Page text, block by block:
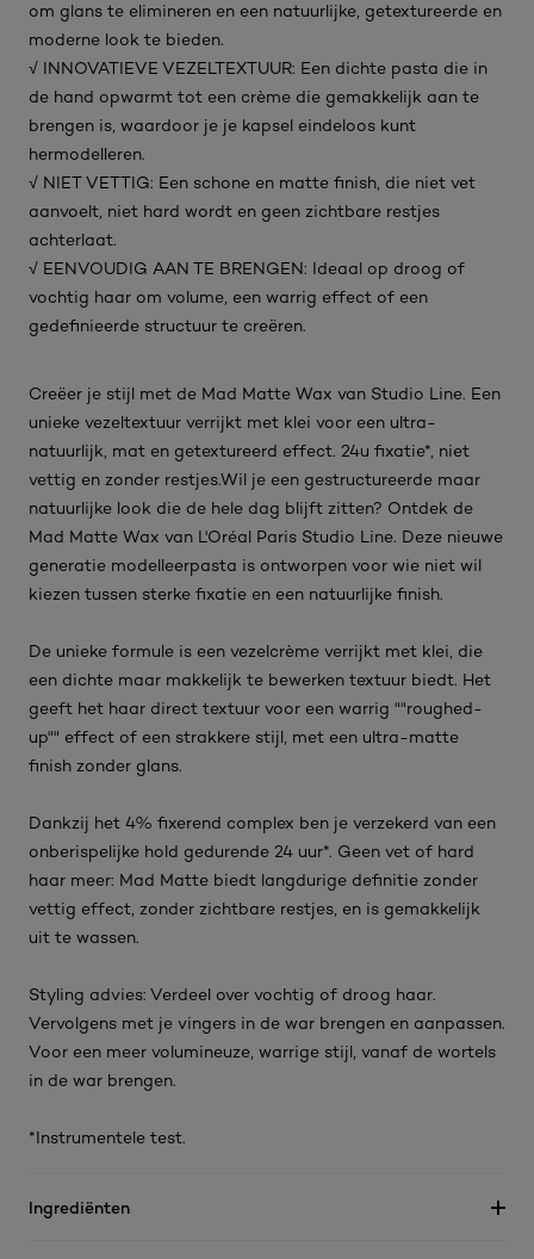
om glans te elimineren en een natuurlijke, getextureerde en
moderne look te bieden.
√ INNOVATIEVE VEZELTEXTUUR: Een dichte pasta die in
de hand opwarmt tot een crème die gemakkelijk aan te
brengen is, waardoor je je kapsel eindeloos kunt
hermodelleren.
√ NIET VETTIG: Een schone en matte finish, die niet vet
aanvoelt, niet hard wordt en geen zichtbare restjes
achterlaat.
√ EENVOUDIG AAN TE BRENGEN: Ideaal op droog of
vochtig haar om volume, een warrig effect of een
gedefinieerde structuur te creëren.
Creëer je stijl met de Mad Matte Wax van Studio Line. Een
unieke vezeltextuur verrijkt met klei voor een ultra-
natuurlijk, mat en getextureerd effect. 24u fixatie*, niet
vettig en zonder restjes.Wil je een gestructureerde maar
natuurlijke look die de hele dag blijft zitten? Ontdek de
Mad Matte Wax van L'Oréal Paris Studio Line. Deze nieuwe
generatie modelleerpasta is ontworpen voor wie niet wil
kiezen tussen sterke fixatie en een natuurlijke finish.
De unieke formule is een vezelcrème verrijkt met klei, die
een dichte maar makkelijk te bewerken textuur biedt. Het
geeft het haar direct textuur voor een warrig ""roughed-
up"" effect of een strakkere stijl, met een ultra-matte
finish zonder glans.
Dankzij het 4% fixerend complex ben je verzekerd van een
onberispelijke hold gedurende 24 uur*. Geen vet of hard
haar meer: Mad Matte biedt langdurige definitie zonder
vettig effect, zonder zichtbare restjes, en is gemakkelijk
uit te wassen.
Styling advies: Verdeel over vochtig of droog haar.
Vervolgens met je vingers in de war brengen en aanpassen.
Voor een meer volumineuze, warrige stijl, vanaf de wortels
in de war brengen.
*Instrumentele test.
Ingrediënten